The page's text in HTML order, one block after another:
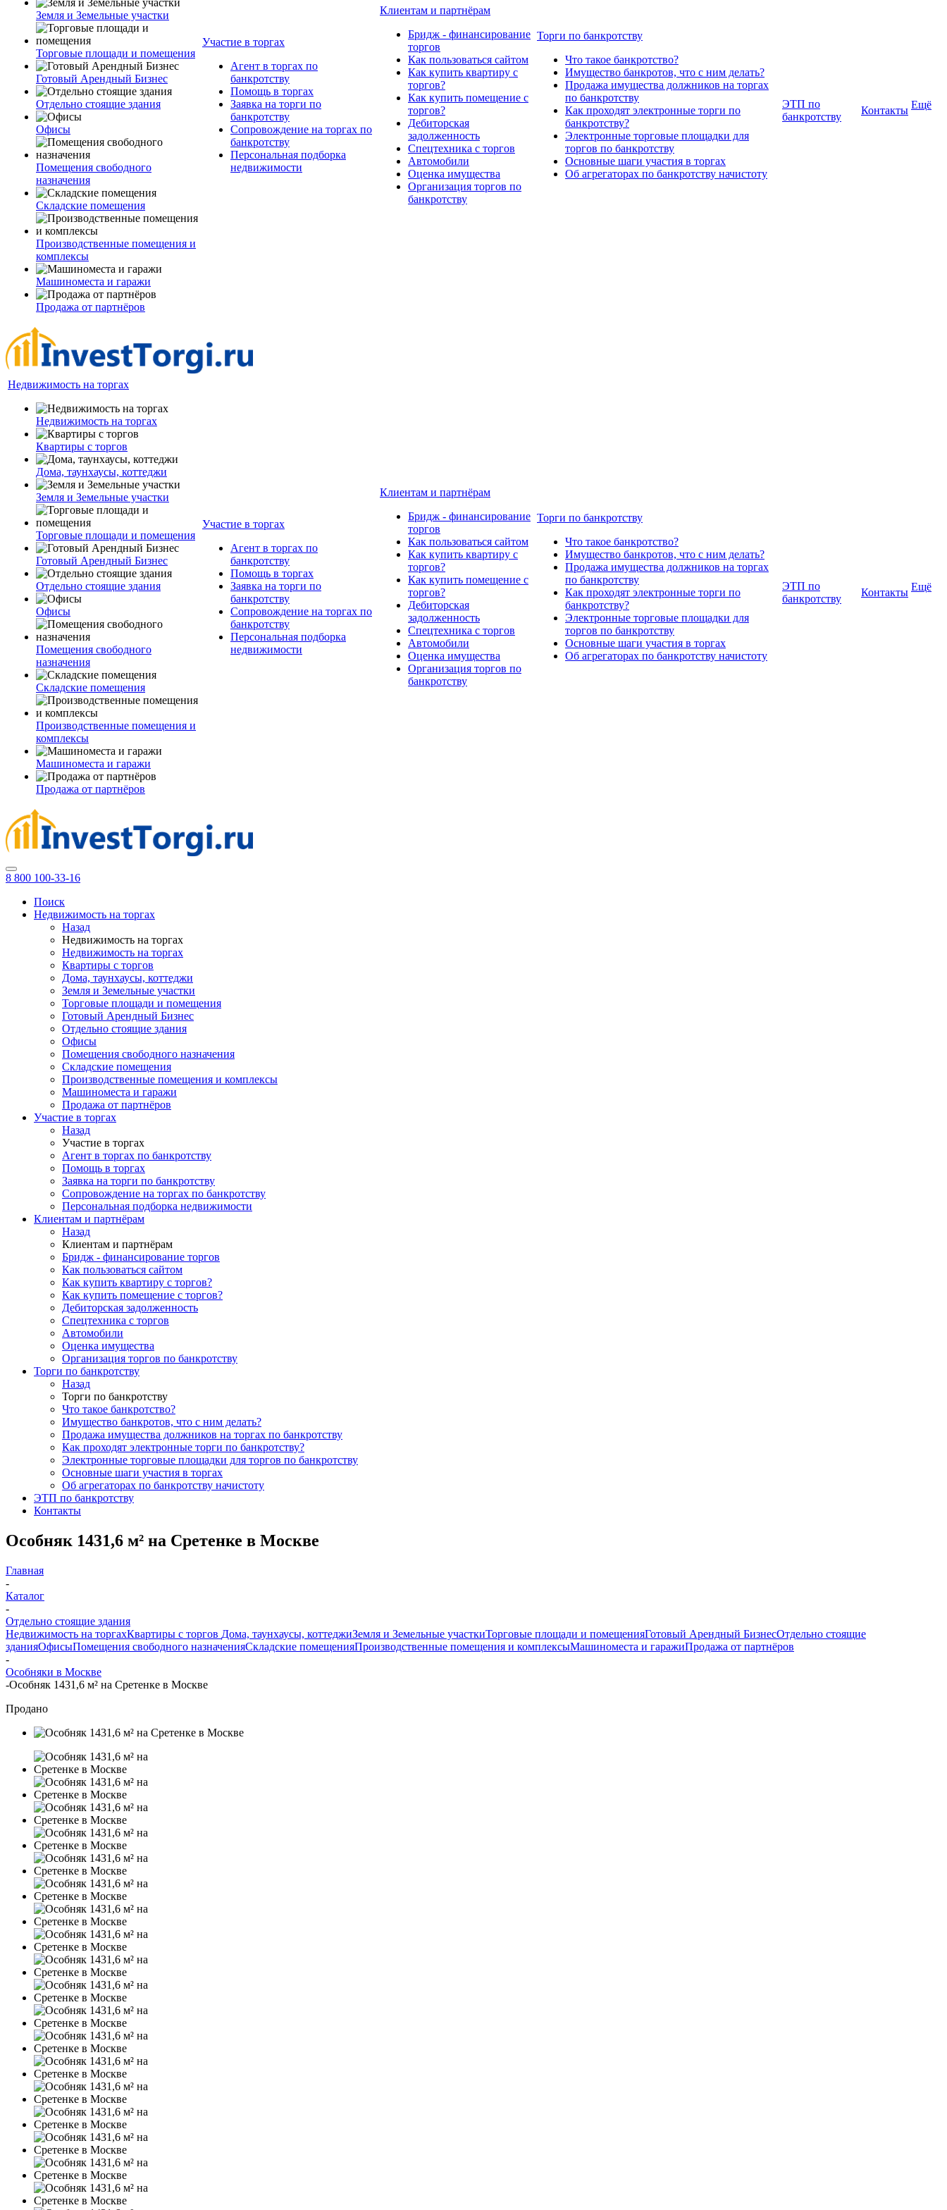
Земля и Земельные участки
Торговые площади и помещения
Готовый Арендный Бизнес
Отдельно стоящие здания
Офисы
Помещения свободного
назначения
Складские помещения
Производственные помещения и
комплексы
Машиноместа и гаражи
Продажа от партнёров
Участие в торгах
Агент в торгах по
банкротству
Помощь в торгах
Заявка на торги по
банкротству
Сопровождение на торгах по
банкротству
Персональная подборка
недвижимости
Клиентам и партнёрам
Бридж - финансирование
торгов
Как пользоваться сайтом
Как купить квартиру с
торгов?
Как купить помещение с
торгов?
Дебиторская
задолженность
Спецтехника с торгов
Автомобили
Оценка имущества
Организация торгов по
банкротству
Торги по банкротству
Что такое банкротство?
Имущество банкротов, что с ним делать?
Продажа имущества должников на торгах
по банкротству
Как проходят электронные торги по
банкротству?
Электронные торговые площадки для
торгов по банкротству
Основные шаги участия в торгах
Об агрегаторах по банкротству начистоту
ЭТП по
банкротству
Контакты Ещё
Недвижимость на торгах
Недвижимость на торгах
Квартиры с торгов
Дома, таунхаусы, коттеджи
Земля и Земельные участки
Торговые площади и помещения
Готовый Арендный Бизнес
Отдельно стоящие здания
Офисы
Помещения свободного
назначения
Складские помещения
Производственные помещения и
комплексы
Машиноместа и гаражи
Продажа от партнёров
Участие в торгах
Агент в торгах по
банкротству
Помощь в торгах
Заявка на торги по
банкротству
Сопровождение на торгах по
банкротству
Персональная подборка
недвижимости
Клиентам и партнёрам
Бридж - финансирование
торгов
Как пользоваться сайтом
Как купить квартиру с
торгов?
Как купить помещение с
торгов?
Дебиторская
задолженность
Спецтехника с торгов
Автомобили
Оценка имущества
Организация торгов по
банкротству
Торги по банкротству
Что такое банкротство?
Имущество банкротов, что с ним делать?
Продажа имущества должников на торгах
по банкротству
Как проходят электронные торги по
банкротству?
Электронные торговые площадки для
торгов по банкротству
Основные шаги участия в торгах
Об агрегаторах по банкротству начистоту
ЭТП по
банкротству
Контакты Ещё
8 800 100-33-16
Поиск
Недвижимость на торгах
Назад
Недвижимость на торгах
Недвижимость на торгах
Квартиры с торгов
Дома, таунхаусы, коттеджи
Земля и Земельные участки
Торговые площади и помещения
Готовый Арендный Бизнес
Отдельно стоящие здания
Офисы
Помещения свободного назначения
Складские помещения
Производственные помещения и комплексы
Машиноместа и гаражи
Продажа от партнёров
Участие в торгах
Назад
Участие в торгах
Агент в торгах по банкротству
Помощь в торгах
Заявка на торги по банкротству
Сопровождение на торгах по банкротству
Персональная подборка недвижимости
Клиентам и партнёрам
Назад
Клиентам и партнёрам
Бридж - финансирование торгов
Как пользоваться сайтом
Как купить квартиру с торгов?
Как купить помещение с торгов?
Дебиторская задолженность
Спецтехника с торгов
Автомобили
Оценка имущества
Организация торгов по банкротству
Торги по банкротству
Назад
Торги по банкротству
Что такое банкротство?
Имущество банкротов, что с ним делать?
Продажа имущества должников на торгах по банкротству
Как проходят электронные торги по банкротству?
Электронные торговые площадки для торгов по банкротству
Основные шаги участия в торгах
Об агрегаторах по банкротству начистоту
ЭТП по банкротству
Контакты
Особняк 1431,6 м² на Сретенке в Москве
Главная
-
Каталог
-
Отдельно стоящие здания
Недвижимость на торгахКвартиры с торгов Дома, таунхаусы, коттеджиЗемля и Земельные участкиТорговые площади и помещенияГотовый Арендный БизнесОтдельно стоящие
зданияОфисыПомещения свободного назначенияСкладские помещенияПроизводственные помещения и комплексыМашиноместа и гаражиПродажа от партнёров
-
Особняки в Москве
-Особняк 1431,6 м² на Сретенке в Москве
Продано